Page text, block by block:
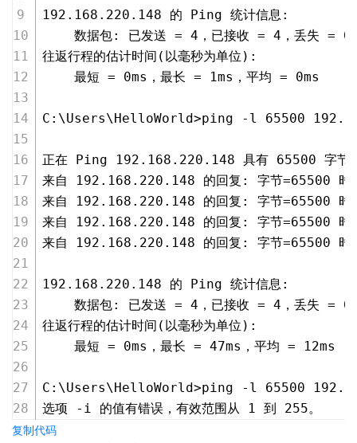
192.168.220.148 的 Ping 统计信息:
数据包: 已发送 = 4，已接收 = 4，丢失 =
往返行程的估计时间(以毫秒为单位):
    最短 = 0ms，最长 = 1ms，平均 = 0ms
C:\Users\HelloWorld>ping -l 65500
正在 Ping 192.168.220.148 具有 65500 字节
来自 192.168.220.148 的回复: 字节=65500 时
来自 192.168.220.148 的回复: 字节=65500 时
来自 192.168.220.148 的回复: 字节=65500 时
来自 192.168.220.148 的回复: 字节=65500 时
192.168.220.148 的 Ping 统计信息:
数据包: 已发送 = 4，已接收 = 4，丢失 =
往返行程的估计时间(以毫秒为单位):
    最短 = 0ms，最长 = 47ms，平均 = 12ms
C:\Users\HelloWorld>ping -l 65500
选项 -i 的值有错误，有效范围从 1 到 255。
复制代码